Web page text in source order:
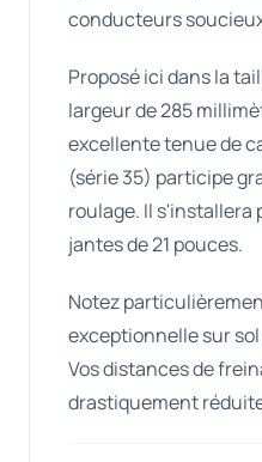
conducteurs
Proposé ici dans la
largeur de 285
excellente tenue de
(série 35) participe
roulage. Il
jantes de 21 pouces.
Notez
exceptionnelle sur
Vos distances de
drastiquement